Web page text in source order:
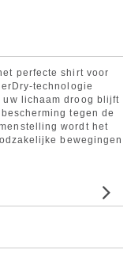
perfecte shirt voor
technologie
lichaam droog blijft
tegen de
wordt het
bewegingen